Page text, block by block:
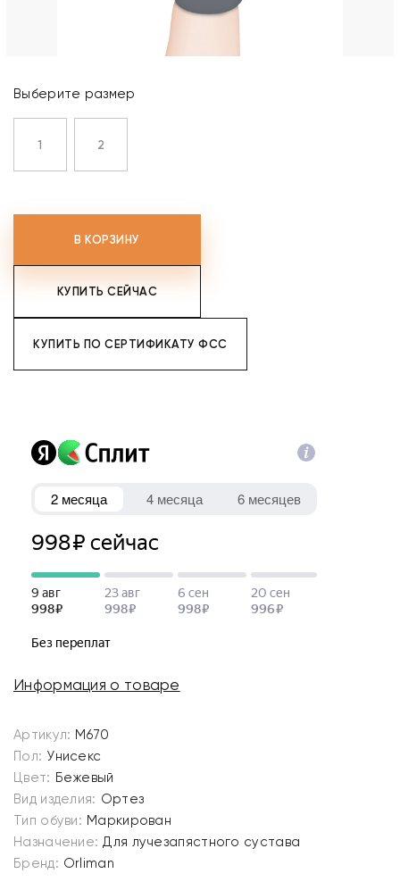
Выберите размер
1 2
В КОРЗИНУ
КУПИТЬ СЕЙЧАС
КУПИТЬ ПО СЕРТИФИКАТУ ФСС
Информация о товаре
Артикул: M670
Пол: Унисекс
Цвет: Бежевый
Вид изделия: Ортез
Тип обуви: Маркирован
Назначение: Для лучезапястного сустава
Бренд: Orliman